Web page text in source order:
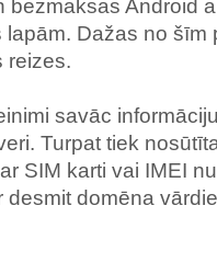
bezmaksas Android
Dažas no šīm
reizes.
savāc
Turpat tiek
SIM karti vai IMEI
desmit domēna